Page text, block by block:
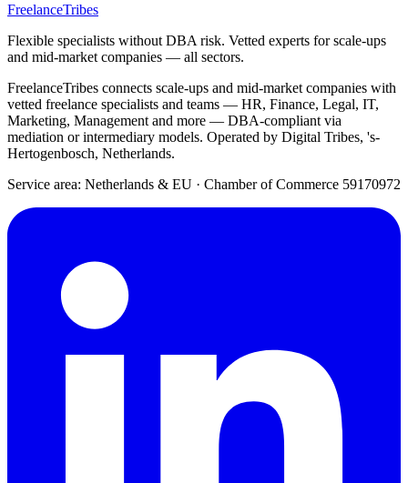
FreelanceTribes
Flexible specialists without DBA risk. Vetted experts for scale-ups
and mid-market companies — all sectors.
FreelanceTribes connects scale-ups and mid-market companies with
vetted freelance specialists and teams — HR, Finance, Legal, IT,
Marketing, Management and more — DBA-compliant via
mediation or intermediary models. Operated by Digital Tribes, 's-
Hertogenbosch, Netherlands.
Service area: Netherlands & EU · Chamber of Commerce 59170972